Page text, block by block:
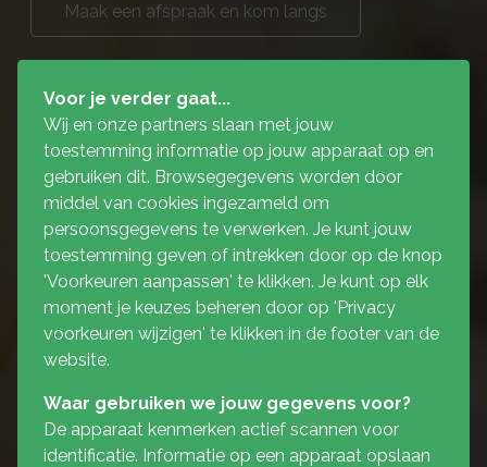
Maak een afspraak en kom langs
Voor je verder gaat...
Wij en onze partners slaan met jouw
toestemming informatie op jouw apparaat op en
gebruiken dit. Browsegegevens worden door
middel van cookies ingezameld om
persoonsgegevens te verwerken. Je kunt jouw
toestemming geven of intrekken door op de knop
'Voorkeuren aanpassen' te klikken. Je kunt op elk
moment je keuzes beheren door op 'Privacy
voorkeuren wijzigen' te klikken in de footer van de
website.
Waar gebruiken we jouw gegevens voor?
De apparaat kenmerken actief scannen voor
identificatie. Informatie op een apparaat opslaan